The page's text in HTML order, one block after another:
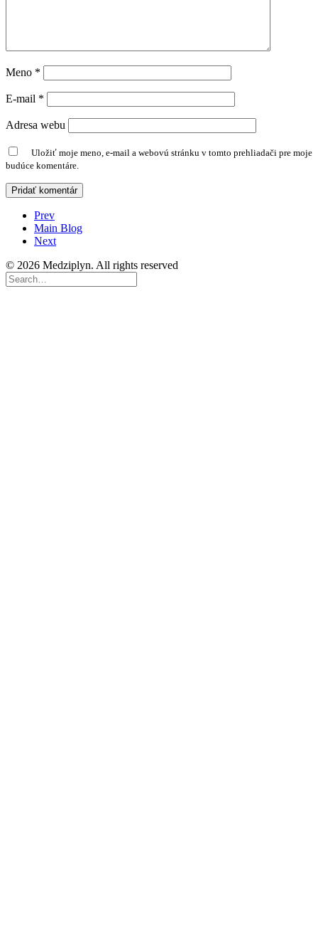
Meno *
E-mail *
Adresa webu
Uložiť moje meno, e-mail a webovú stránku v tomto prehliadači pre moje
budúce komentáre.
Prev
Main Blog
Next
© 2026 Medziplyn. All rights reserved